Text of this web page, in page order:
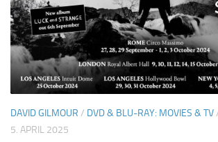
DAVID GILMOUR / DVD & BLU-RAY: MOVIES & TV
5. APRIL 2025